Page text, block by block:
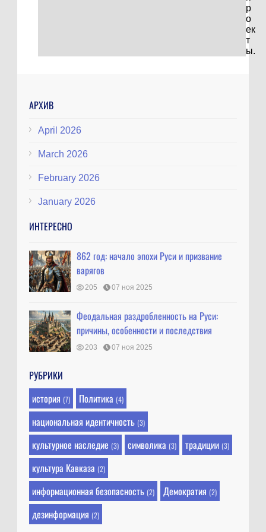
р
о
ек
т
ы.
АРХИВ
April 2026
March 2026
February 2026
January 2026
ИНТЕРЕСНО
862 год: начало эпохи Руси и призвание
варягов
205 07 ноя 2025
Феодальная раздробленность на Руси:
причины, особенности и последствия
203 07 ноя 2025
РУБРИКИ
история (7) Политика (4)
национальная идентичность (3)
культурное наследие (3) символика (3) традиции (3)
культура Кавказа (2)
информационная безопасность (2) Демократия (2)
дезинформация (2)